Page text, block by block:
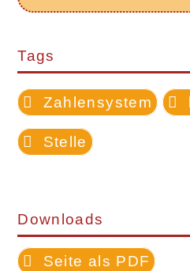
Tags
Zahlensystem
Stelle
Downloads
Seite als PDF